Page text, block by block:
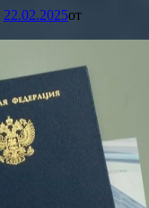
22.02.2025от